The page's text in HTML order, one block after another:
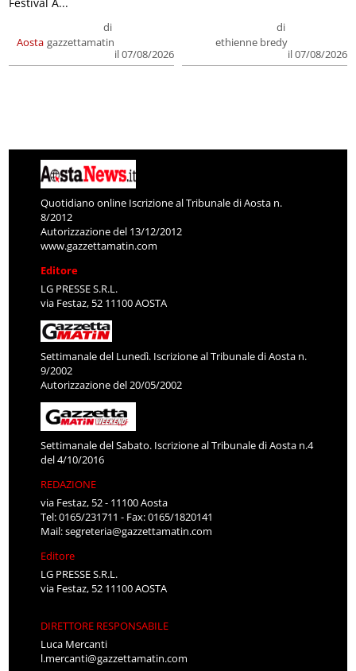
Aosta
di
gazzettamatin
il 07/08/2026
di
ethienne bredy
il 07/08/2026
Quotidiano online Iscrizione al Tribunale di Aosta n.
8/2012
Autorizzazione del 13/12/2012
www.gazzettamatin.com
Editore
LG PRESSE S.R.L.
via Festaz, 52 11100 AOSTA
Settimanale del Lunedì. Iscrizione al Tribunale di Aosta n.
9/2002
Autorizzazione del 20/05/2002
Settimanale del Sabato. Iscrizione al Tribunale di Aosta n.4
del 4/10/2016
REDAZIONE
via Festaz, 52 - 11100 Aosta
Tel: 0165/231711 - Fax: 0165/1820141
Mail:segreteria@gazzettamatin.com
Editore
LG PRESSE S.R.L.
via Festaz, 52 11100 AOSTA
DIRETTORE RESPONSABILE
Luca Mercanti
l.mercanti@gazzettamatin.com